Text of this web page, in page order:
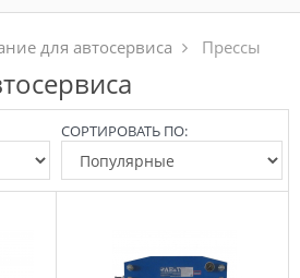
для автосервиса Прессы
СОРТИРОВАТЬ ПО: